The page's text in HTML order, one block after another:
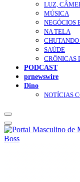
LUZ,
MÚSICA
NEGÓCIOS
NA TELA
SAÚDE
CRÔNICAS
PODCAST
prnewswire
Dino
NOTÍCIAS